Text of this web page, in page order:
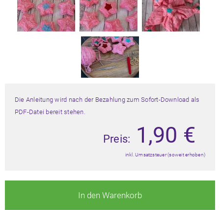
Die Anleitung wird nach der Bezahlung zum Sofort-Download als
PDF-Datei bereit stehen.
Preis: 1,90 €
inkl. Umsatzsteuer (soweit erhoben)
In den Warenkorb